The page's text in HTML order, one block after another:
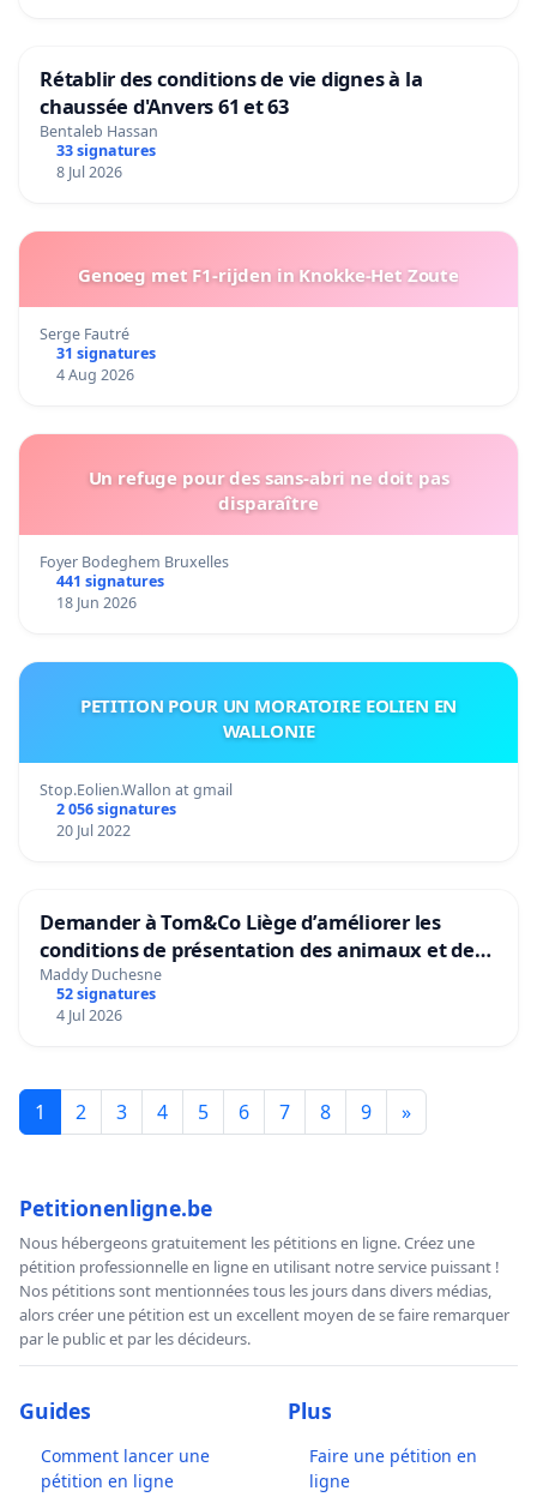
Rétablir des conditions de vie dignes à la
chaussée d'Anvers 61 et 63
Bentaleb Hassan
33 signatures
8 Jul 2026
Genoeg met F1-rijden in Knokke-Het Zoute
Serge Fautré
31 signatures
4 Aug 2026
Un refuge pour des sans-abri ne doit pas
disparaître
Foyer Bodeghem Bruxelles
441 signatures
18 Jun 2026
PETITION POUR UN MORATOIRE EOLIEN EN
WALLONIE
Stop.Eolien.Wallon at gmail
2 056 signatures
20 Jul 2022
Demander à Tom&Co Liège d’améliorer les
conditions de présentation des animaux et de
mettre fin à la vente d’animaux en magasin
Maddy Duchesne
52 signatures
4 Jul 2026
1 2 3 4 5 6 7 8 9 »
Petitionenligne.be
Nous hébergeons gratuitement les pétitions en ligne. Créez une
pétition professionnelle en ligne en utilisant notre service puissant !
Nos pétitions sont mentionnées tous les jours dans divers médias,
alors créer une pétition est un excellent moyen de se faire remarquer
par le public et par les décideurs.
Guides
Comment lancer une
pétition en ligne
Plus
Faire une pétition en
ligne